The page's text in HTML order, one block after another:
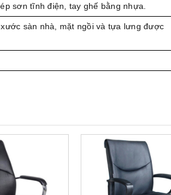
sơn tĩnh điện, tay ghế bằng nhựa.
sàn nhà, mặt ngồi và tựa lưng được